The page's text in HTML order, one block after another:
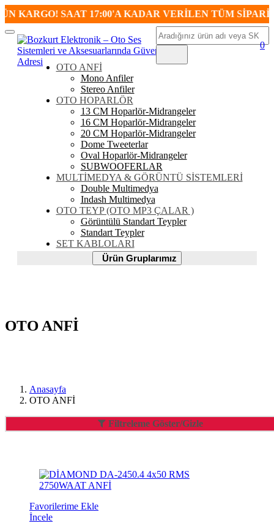
KARGO! SAAT 17:00'A KADAR VERİLEN TÜM
Mobil
Menü
Ara
0
OTO ANFİ
Mono Anfiler
Stereo Anfiler
OTO HOPARLÖR
13 CM Hoparlör-Midrangeler
16 CM Hoparlör-Midrangeler
20 CM Hoparlör-Midrangeler
Dome Tweeterlar
Oval Hoparlör-Midrangeler
SUBWOOFERLAR
MULTİMEDYA & GÖRÜNTÜ SİSTEMLERİ
Double Multimedya
Indash Multimedya
OTO TEYP (OTO MP3 ÇALAR )
Görüntülü Standart Teypler
Standart Teypler
SET KABLOLARI
Ürün
Gruplarımız
Ürün Gruplarımız
OTO ANFİ
Anasayfa
OTO ANFİ
Filtreleme Göster/Gizle
Favorilerime Ekle
İncele